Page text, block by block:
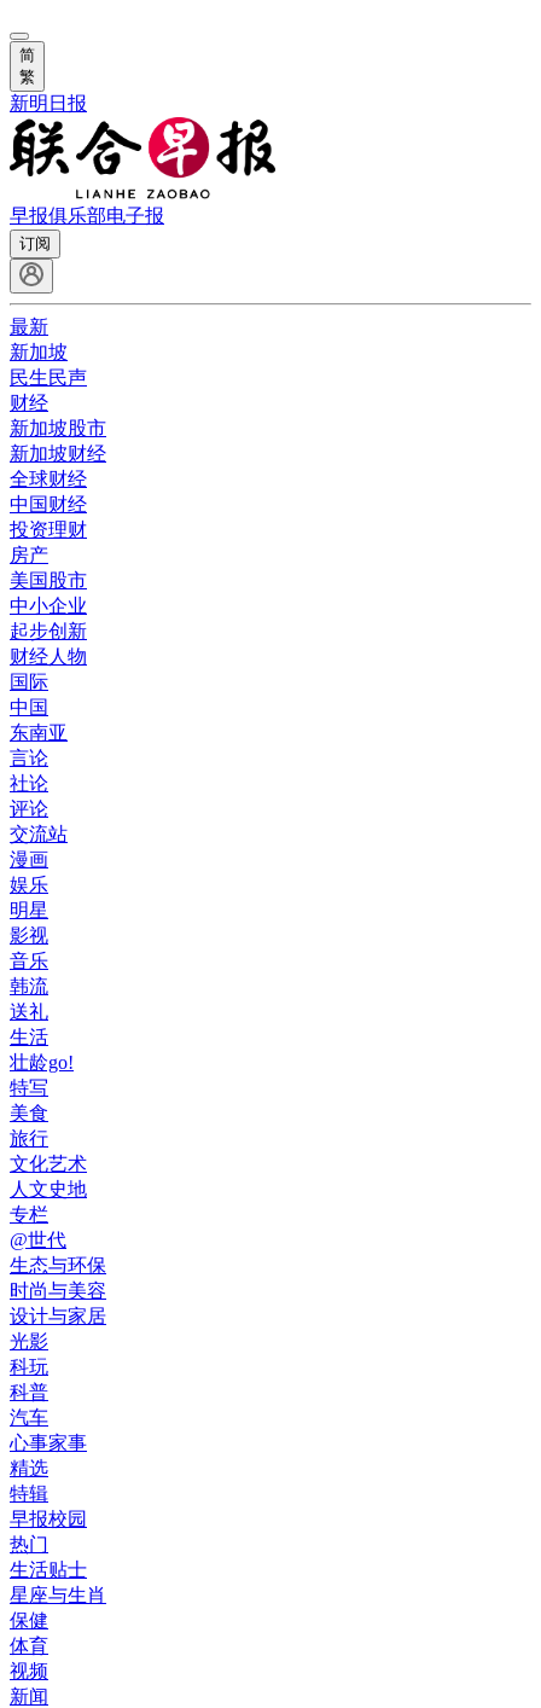
简
繁
新明日报
早报俱乐部电子报
订阅
最新
新加坡
民生民声
财经
新加坡股市
新加坡财经
全球财经
中国财经
投资理财
房产
美国股市
中小企业
起步创新
财经人物
国际
中国
东南亚
言论
社论
评论
交流站
漫画
娱乐
明星
影视
音乐
韩流
送礼
生活
壮龄go!
特写
美食
旅行
文化艺术
人文史地
专栏
@世代
生态与环保
时尚与美容
设计与家居
光影
科玩
科普
汽车
心事家事
精选
特辑
早报校园
热门
生活贴士
星座与生肖
保健
体育
视频
新闻